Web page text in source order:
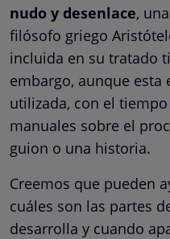
nudo y desenlace,
filósofo griego
incluida en su tratado
embargo, aunque esta
utilizada, con el
manuales sobre el
guion o una historia.
Creemos que pueden
cuáles son las partes
desarrolla y cuando